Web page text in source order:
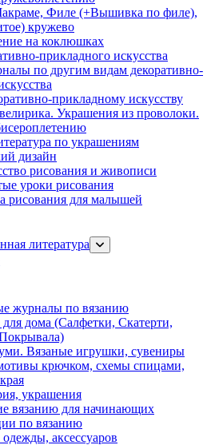
Филе (+Вышивка по филе),
кружево
на коклюшках
прикладного искусства
по другим видам декоративно-
прикладному искусству
Украшения из проволоки.
по украшениям
дизайн
рисования и живописи
уроки рисования
рисования для малышей
литература
журналы по вязанию
для дома (Салфетки, Скатерти,
Вязаные игрушки, сувениры
крючком, схемы спицами,
украшения
вязанию для начинающих
по вязанию
аксессуаров